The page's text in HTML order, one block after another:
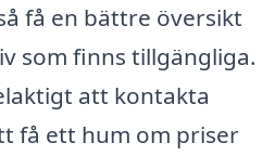
få en bättre översikt
som finns tillgängliga.
att kontakta
få ett hum om priser